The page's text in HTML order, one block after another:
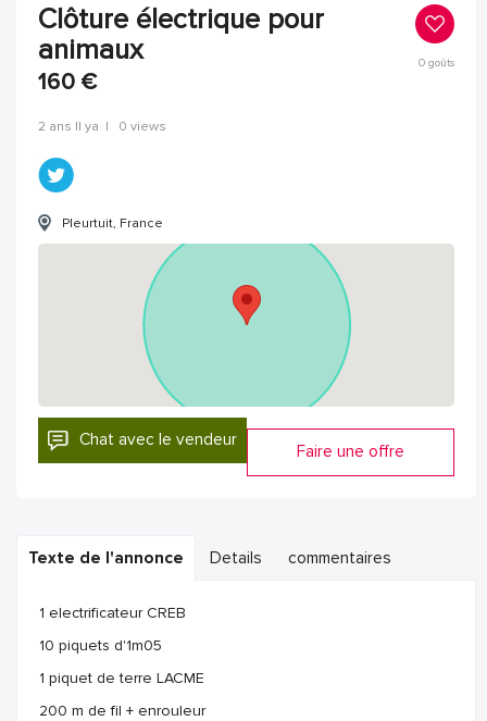
Clôture électrique pour
animaux
160 €
0goûts
2 ans Il ya | 0 views
Pleurtuit, France
Chat avec le vendeur
Faire une offre
Texte de l'annonce Details commentaires
1 electrificateur CREB
10 piquets d'1m05
1 piquet de terre LACME
200 m de fil + enrouleur